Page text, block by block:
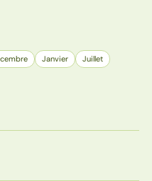
Janvier
Juillet